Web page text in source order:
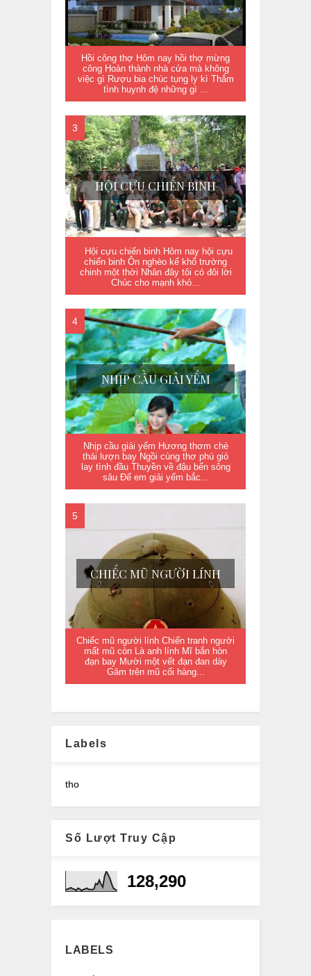
Hồi công thợ Hôm nay hồi thợ mừng
công Hoàn thành nhà cửa mà không
việc gì Rượu bia chúc tụng ly kì Thắm
tình huynh đệ những gì ...
HỘI CỰU CHIẾN BINH
Hội cựu chiến binh Hôm nay hội cựu
chiến binh Ôn nghèo kể khổ trường
chinh một thời Nhân đây tôi có đôi lời
Chúc cho mạnh khỏ...
NHỊP CẦU GIẢI YẾM
Nhịp cầu giải yếm Hương thơm chè
thái lượn bay Ngồi cùng thơ phú gió
lay tình đầu Thuyền về đậu bến sông
sâu Để em giải yếm bắc...
CHIẾC MŨ NGƯỜI LÍNH
Chiếc mũ người lính Chiến tranh người
mất mũ còn Là anh lính Mĩ bắn hòn
đạn bay Mười một vết đạn đan dày
Găm trên mũ cối hàng...
Labels
tho
Số Lượt Truy Cập
128,290
LABELS